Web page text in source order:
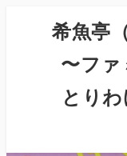
希魚亭
〜ファ
とり